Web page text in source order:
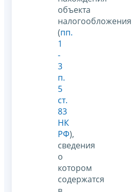
объекта
налогообложения
(пп.
1
-
3
п.
5
ст.
83
НК
РФ),
сведения
о
котором
содержатся